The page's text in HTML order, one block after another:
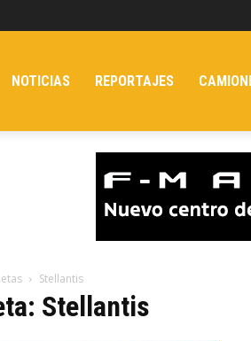
NOTICIAS REPORTAJES
Stellantis
Stellantis